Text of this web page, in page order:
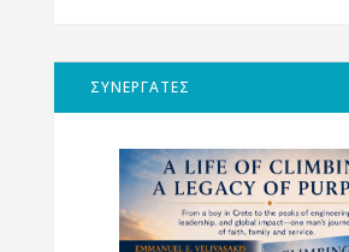
ΣΥΝΕΡΓΑΤΕΣ